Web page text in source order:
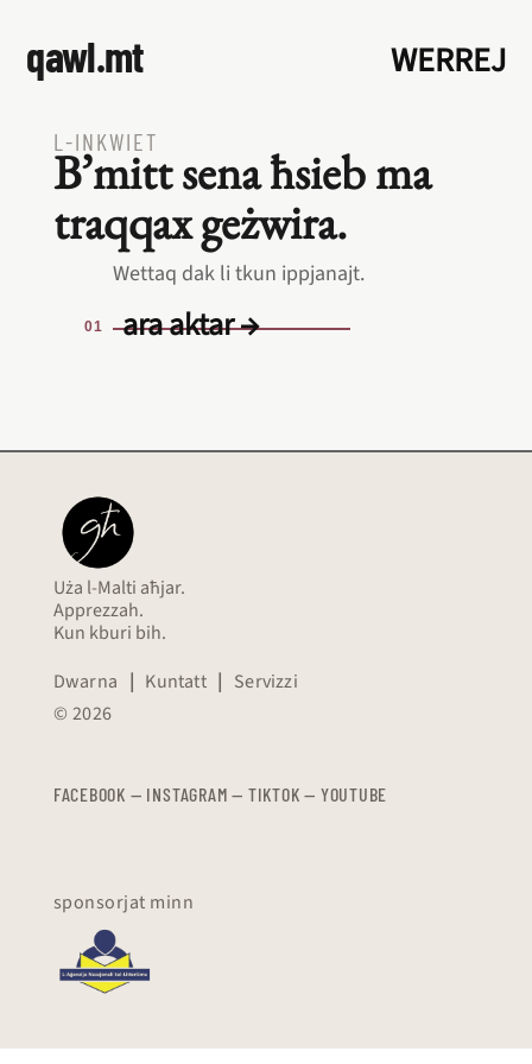
qawl.mt WERREJ
L‑INKWIET
B’mitt sena ħsieb ma
traqqax geżwira.
Wettaq dak li tkun ippjanajt.
ara aktar →
Uża l-Malti aħjar.
Apprezzah.
Kun kburi bih.
Dwarna | Kuntatt | Servizzi
© 2026
FACEBOOK — INSTAGRAM — TIKTOK — YOUTUBE
sponsorjat minn